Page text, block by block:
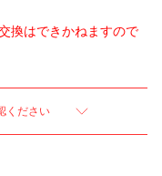
換はできかねますので
ください